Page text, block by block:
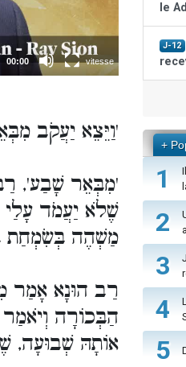
'וַיֵּצֵא יַעֲקֹב
'מִבְּאֵר שָׁבַע',
שֶׁלֹא יַעֲמֹד
מַשְׁהֶה בְּשִׂמְחַת
רַב הוּנָא אָמַר
הַבְּכוֹרָה
אוֹתָהּ שְׁבוּעָה,
le
J-12
+
1
2
3
4
5